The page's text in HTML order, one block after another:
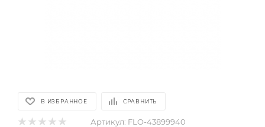
В ИЗБРАННОЕ СРАВНИТЬ
Артикул: FLO-43899940